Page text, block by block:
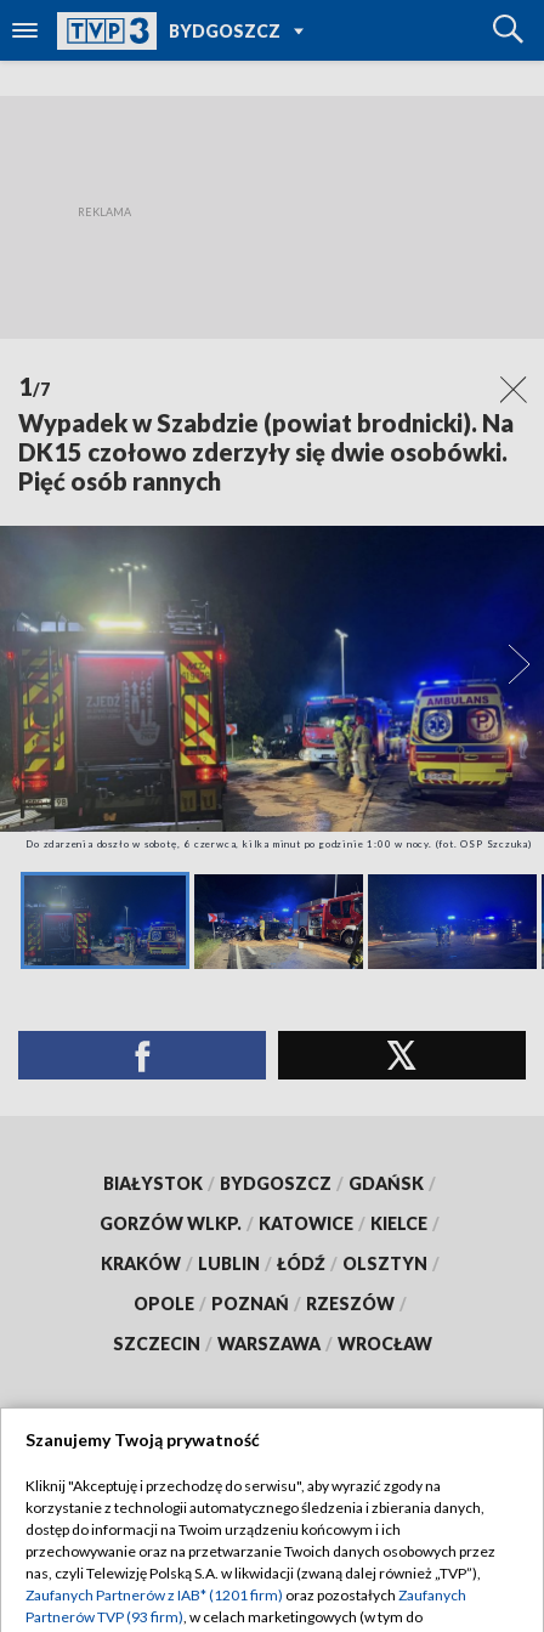
BYDGOSZCZ
TVP REGIONY
1/7
Wypadek w Szabdzie (powiat brodnicki). Na
DK15 czołowo zderzyły się dwie osobówki.
Pięć osób rannych
Do zdarzenia doszło w sobotę, 6 czerwca, kilka minut po godzinie 1:00 w nocy. (fot. OSP Szczuka)
BIAŁYSTOK / BYDGOSZCZ / GDAŃSK /
GORZÓW WLKP. / KATOWICE / KIELCE /
KRAKÓW / LUBLIN / ŁÓDŹ / OLSZTYN /
OPOLE / POZNAŃ / RZESZÓW /
SZCZECIN / WARSZAWA / WROCŁAW
TVP
Abonament TVP
Emisja w TVP
Regulamin TVP
Polityka prywatności
Szanujemy Twoją prywatność
Kliknij "Akceptuję i przechodzę do serwisu", aby wyrazić zgody na
korzystanie z technologii automatycznego śledzenia i zbierania danych,
dostęp do informacji na Twoim urządzeniu końcowym i ich
przechowywanie oraz na przetwarzanie Twoich danych osobowych przez
nas, czyli Telewizję Polską S.A. w likwidacji (zwaną dalej również „TVP”),
Zaufanych Partnerów z IAB* (1201 firm) oraz pozostałych Zaufanych
Partnerów TVP (93 firm), w celach marketingowych (w tym do